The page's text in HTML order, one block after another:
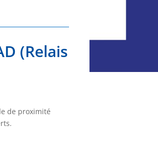
(Relais
de proximité